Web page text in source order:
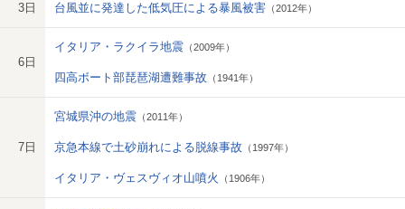
3日 台風並に発達した低気圧による暴風被害 （2012年）
6日
イタリア・ラクイラ地震 （2009年）
四高ボート部琵琶湖遭難事故 （1941年）
7日
宮城県沖の地震 （2011年）
京急本線で土砂崩れによる脱線事故 （1997年）
イタリア・ヴェスヴィオ山噴火 （1906年）